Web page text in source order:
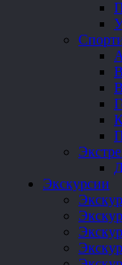
Экскурсии